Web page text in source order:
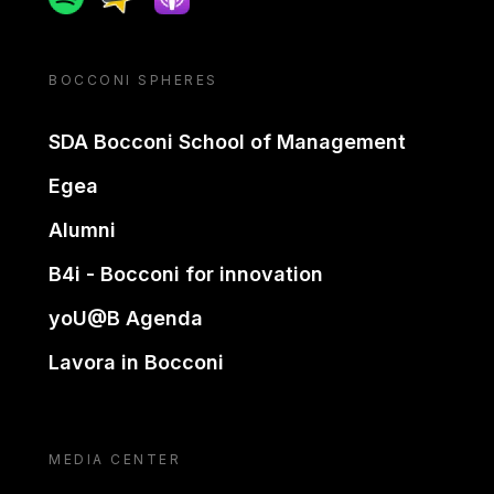
BOCCONI SPHERES
SDA Bocconi School of Management
Egea
Alumni
B4i - Bocconi for innovation
yoU@B Agenda
Lavora in Bocconi
MEDIA CENTER